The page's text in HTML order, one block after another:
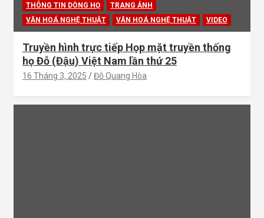
THÔNG TIN DÒNG HỌ
TRANG ẢNH
VĂN HOÁ NGHỆ THUẬT
VĂN HOÁ NGHỆ THUẬT VIDEO
Truyền hình trực tiếp Họp mặt truyền thống
họ Đỗ (Đậu) Việt Nam lần thứ 25
16 Tháng 3, 2025 Đỗ Quang Hòa